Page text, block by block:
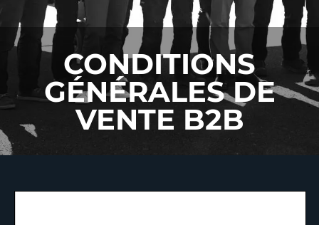
CONDITIONS
GÉNÉRALES DE
VENTE B2B